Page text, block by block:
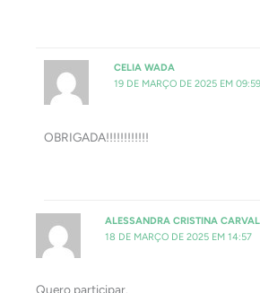
CELIA WADA
19 DE MARÇO DE 2025 EM 09:59
OBRIGADA!!!!!!!!!!!!
ALESSANDRA CRISTINA
18 DE MARÇO DE 2025 EM 14:57
Quero participar.